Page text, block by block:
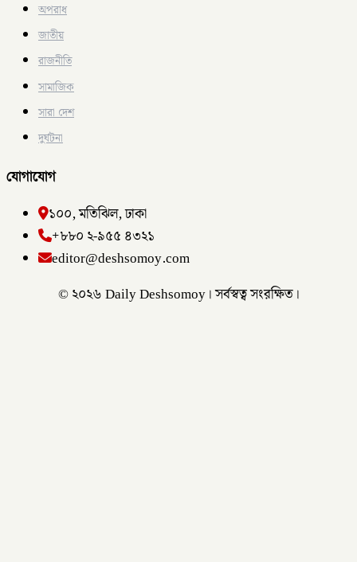
অপরাধ
জাতীয়
রাজনীতি
সামাজিক
সারা দেশ
দুর্ঘটনা
যোগাযোগ
১০০, মতিঝিল, ঢাকা
+৮৮০ ২-৯৫৫ ৪৩২১
editor@deshsomoy.com
© ২০২৬ Daily Deshsomoy। সর্বস্বত্ব সংরক্ষিত।